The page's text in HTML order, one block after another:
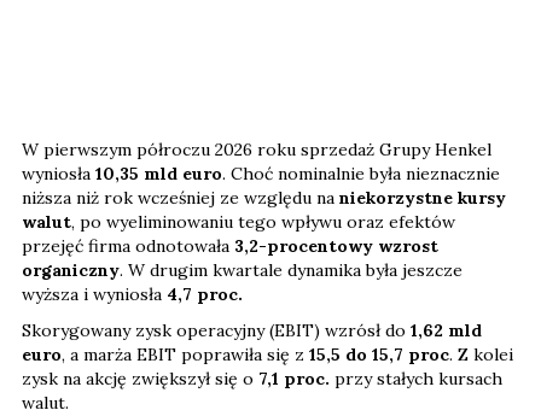
W pierwszym półroczu 2026 roku sprzedaż Grupy Henkel
wyniosła 10,35 mld euro. Choć nominalnie była nieznacznie
niższa niż rok wcześniej ze względu na niekorzystne kursy
walut, po wyeliminowaniu tego wpływu oraz efektów
przejęć firma odnotowała 3,2-procentowy wzrost
organiczny. W drugim kwartale dynamika była jeszcze
wyższa i wyniosła 4,7 proc.
Skorygowany zysk operacyjny (EBIT) wzrósł do 1,62 mld
euro, a marża EBIT poprawiła się z 15,5 do 15,7 proc. Z kolei
zysk na akcję zwiększył się o 7,1 proc. przy stałych kursach
walut.